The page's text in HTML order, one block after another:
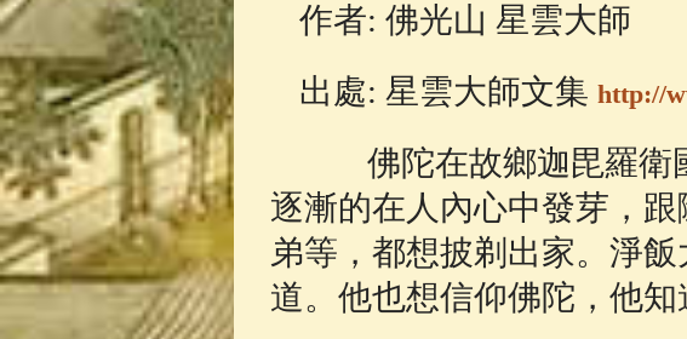
作者: 佛光山 星雲大師
出處: 星雲大師文集 http://
佛陀在故鄉迦毘羅衛國
逐漸的在人內心中發芽，
弟等，都想披剃出家。淨
道。他也想信仰佛陀，他知